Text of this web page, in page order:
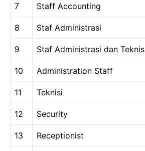
7 Staff Accounting
8 Staf Administrasi
9 Staf Administrasi dan Teknis
10 Administration Staff
11 Teknisi
12 Security
13 Receptionist